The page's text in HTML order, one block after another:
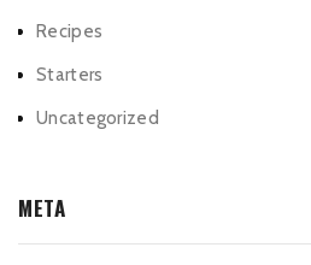
Recipes
Starters
Uncategorized
META